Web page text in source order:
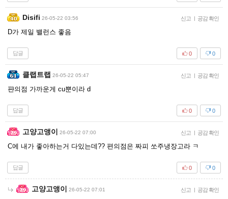
Disifi 26-05-22 03:56 신고 | 공감 확인
D가 제일 밸런스 좋음
답글 0
0
클랩트랩 26-05-22 05:47 신고 | 공감 확인
퍈의점 가까운게 cu뿐이라 d
답글 0
0
고양고앵이 26-05-22 07:00 신고 | 공감 확인
C에 내가 좋아하는거 다있는데?? 편의점은 짜피 쏘주냉장고라 ㅋ
답글 0
0
고양고앵이 26-05-22 07:01 신고 | 공감 확인